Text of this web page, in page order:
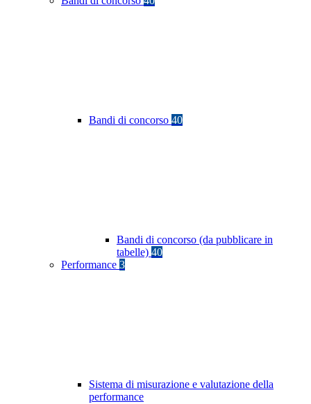
Bandi di concorso 40
Bandi di concorso (da pubblicare in
tabelle) 40
Performance 3
Sistema di misurazione e valutazione della
performance